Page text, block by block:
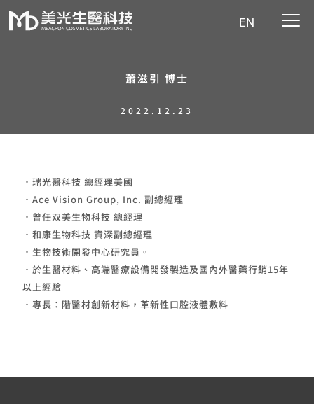
EN
蕭滋引 博士
2022.12.23
．瑞光醫科技 總經理美國
．Ace Vision Group, Inc. 副總經理
．曾任双美生物科技 總經理
．和康生物科技 資深副總經理
．生物技術開發中心研究員。
．於生醫材料、高端醫療設備開發製造及國內外醫藥行銷15年
以上經驗
．專長：階醫材創新材料，革新性口腔液體敷料